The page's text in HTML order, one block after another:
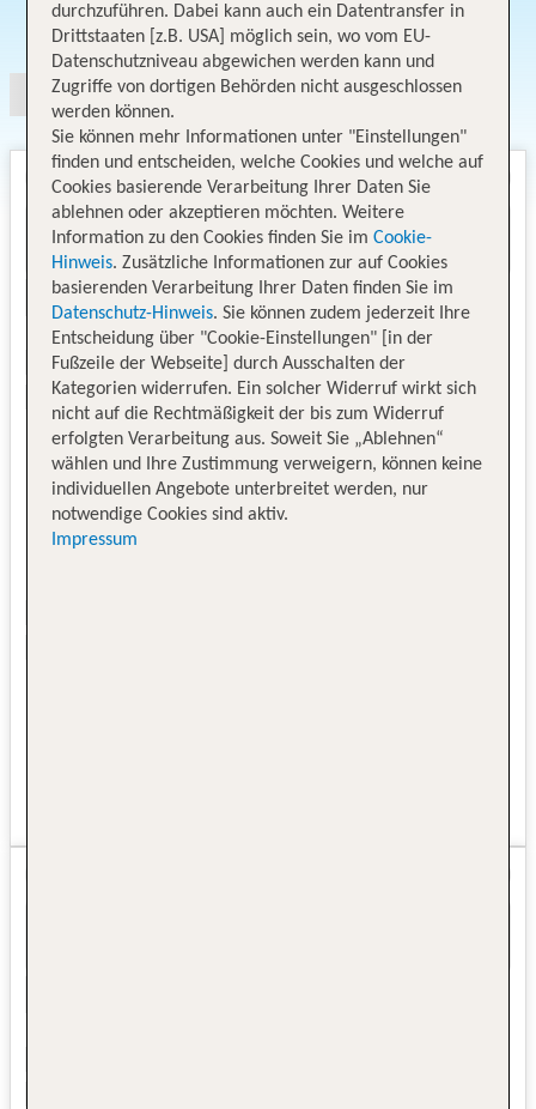
Angebotsauswahl
durchzuführen. Dabei kann auch ein Datentransfer in
Drittstaaten [z.B. USA] möglich sein, wo vom EU-
Datenschutzniveau abgewichen werden kann und
Zugriffe von dortigen Behörden nicht ausgeschlossen
werden können.
Sie können mehr Informationen unter "Einstellungen"
finden und entscheiden, welche Cookies und welche auf
Cookies basierende Verarbeitung Ihrer Daten Sie
ablehnen oder akzeptieren möchten. Weitere
Information zu den Cookies finden Sie im Cookie-
Hinweis. Zusätzliche Informationen zur auf Cookies
basierenden Verarbeitung Ihrer Daten finden Sie im
Datenschutz-Hinweis. Sie können zudem jederzeit Ihre
Entscheidung über "Cookie-Einstellungen" [in der
Fußzeile der Webseite] durch Ausschalten der
Kategorien widerrufen. Ein solcher Widerruf wirkt sich
nicht auf die Rechtmäßigkeit der bis zum Widerruf
erfolgten Verarbeitung aus. Soweit Sie „Ablehnen“
wählen und Ihre Zustimmung verweigern, können keine
individuellen Angebote unterbreitet werden, nur
notwendige Cookies sind aktiv.
Impressum